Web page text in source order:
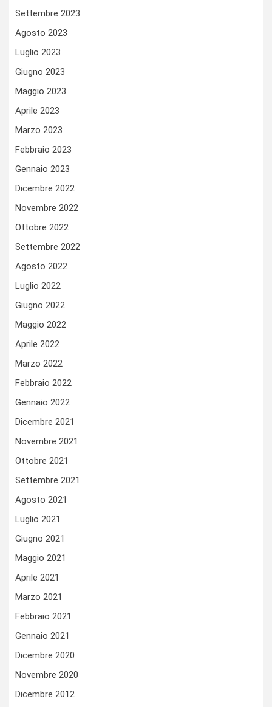
Settembre 2023
Agosto 2023
Luglio 2023
Giugno 2023
Maggio 2023
Aprile 2023
Marzo 2023
Febbraio 2023
Gennaio 2023
Dicembre 2022
Novembre 2022
Ottobre 2022
Settembre 2022
Agosto 2022
Luglio 2022
Giugno 2022
Maggio 2022
Aprile 2022
Marzo 2022
Febbraio 2022
Gennaio 2022
Dicembre 2021
Novembre 2021
Ottobre 2021
Settembre 2021
Agosto 2021
Luglio 2021
Giugno 2021
Maggio 2021
Aprile 2021
Marzo 2021
Febbraio 2021
Gennaio 2021
Dicembre 2020
Novembre 2020
Dicembre 2012